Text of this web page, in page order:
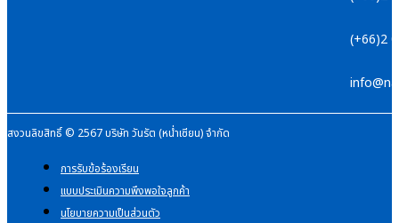
(+66)2
สงวนลิขสิทธิ์ © 2567 บริษัท วันรัต (หน่ำเซียน) จำกัด
การรับข้อร้องเรียน
แบบประเมินความพึงพอใจลูกค้า
นโยบายความเป็นส่วนตัว